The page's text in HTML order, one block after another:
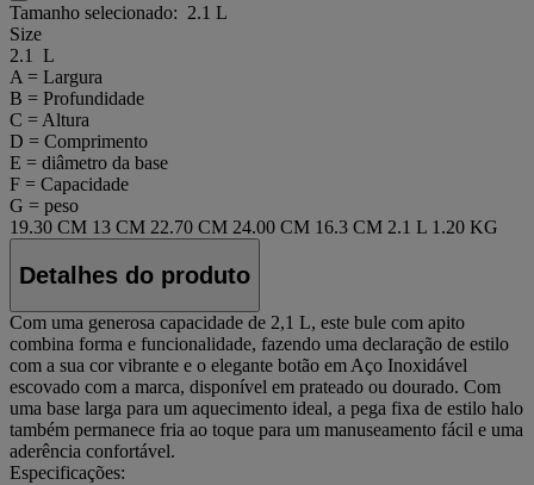
Tamanho selecionado: 2.1 L
Size
2.1 L
A = Largura
B = Profundidade
C = Altura
D = Comprimento
E = diâmetro da base
F = Capacidade
G = peso
19.30 CM 13 CM 22.70 CM 24.00 CM 16.3 CM 2.1 L 1.20 KG
Detalhes do produto
Com uma generosa capacidade de 2,1 L, este bule com apito
combina forma e funcionalidade, fazendo uma declaração de estilo
com a sua cor vibrante e o elegante botão em Aço Inoxidável
escovado com a marca, disponível em prateado ou dourado. Com
uma base larga para um aquecimento ideal, a pega fixa de estilo halo
também permanece fria ao toque para um manuseamento fácil e uma
aderência confortável.
Especificações: